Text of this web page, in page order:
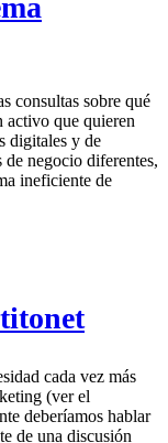
consultas sobre qué
activo que quieren
digitales y de
de negocio diferentes,
ineficiente de
cada vez más
(ver el
deberíamos hablar
de una discusión